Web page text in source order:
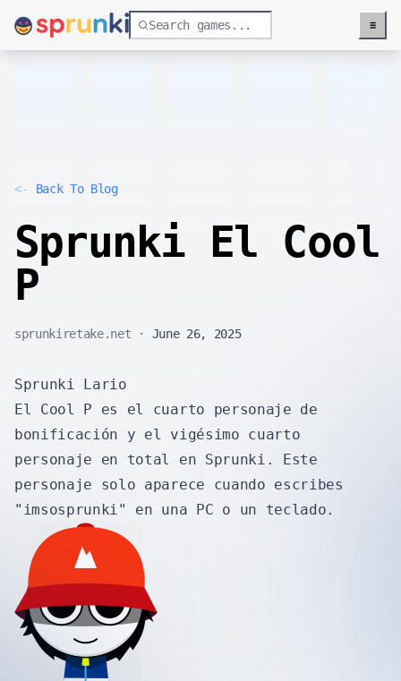
Menu
≡
<- Back To Blog
Sprunki El Cool
P
sprunkiretake.net · June 26, 2025
Sprunki Lario
El Cool P es el cuarto personaje de
bonificación y el vigésimo cuarto
personaje en total en Sprunki. Este
personaje solo aparece cuando escribes
"imsosprunki" en una PC o un teclado.